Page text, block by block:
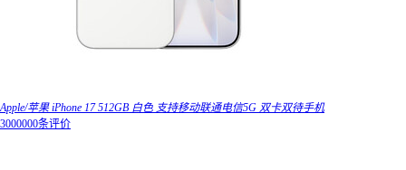
Apple/苹果 iPhone 17 512GB 白色 支持移动联通电信5G 双卡双待手机
3000000条评价